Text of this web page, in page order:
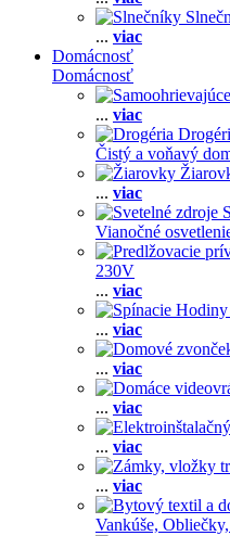
... viac
Domácnosť
Domácnosť
... viac
Čistý a voňavý
... viac
Vianočné
230V
... viac
... viac
... viac
... viac
... viac
... viac
Vankúše, Obliečky,